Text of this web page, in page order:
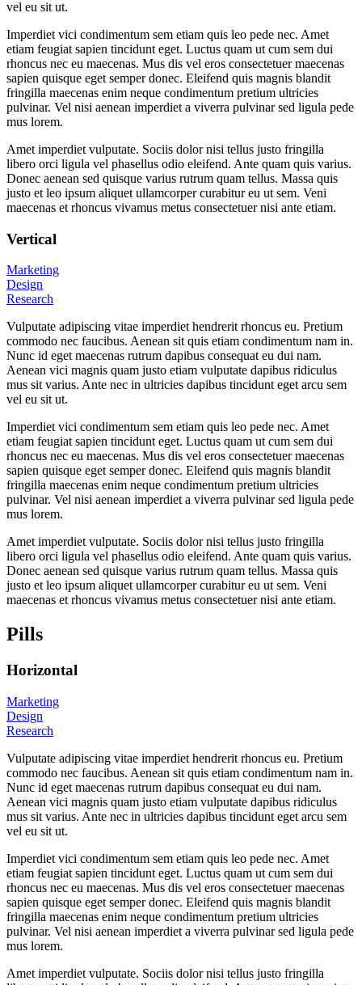
vel eu sit ut.
Imperdiet vici condimentum sem etiam quis leo pede nec. Amet
etiam feugiat sapien tincidunt eget. Luctus quam ut cum sem dui
rhoncus nec eu maecenas. Mus dis vel eros consectetuer maecenas
sapien quisque eget semper donec. Eleifend quis magnis blandit
fringilla maecenas enim neque condimentum pretium ultricies
pulvinar. Vel nisi aenean imperdiet a viverra pulvinar sed ligula pede
mus lorem.
Amet imperdiet vulputate. Sociis dolor nisi tellus justo fringilla
libero orci ligula vel phasellus odio eleifend. Ante quam quis varius.
Donec aenean sed quisque varius rutrum quam tellus. Massa quis
justo et leo ipsum aliquet ullamcorper curabitur eu ut sem. Veni
maecenas et rhoncus vivamus metus consectetuer nisi ante etiam.
Vertical
Marketing
Design
Research
Vulputate adipiscing vitae imperdiet hendrerit rhoncus eu. Pretium
commodo nec faucibus. Aenean sit quis etiam condimentum nam in.
Nunc id eget maecenas rutrum dapibus consequat eu dui nam.
Aenean vici magnis quam justo etiam vulputate dapibus ridiculus
mus sit varius. Ante nec in ultricies dapibus tincidunt eget arcu sem
vel eu sit ut.
Imperdiet vici condimentum sem etiam quis leo pede nec. Amet
etiam feugiat sapien tincidunt eget. Luctus quam ut cum sem dui
rhoncus nec eu maecenas. Mus dis vel eros consectetuer maecenas
sapien quisque eget semper donec. Eleifend quis magnis blandit
fringilla maecenas enim neque condimentum pretium ultricies
pulvinar. Vel nisi aenean imperdiet a viverra pulvinar sed ligula pede
mus lorem.
Amet imperdiet vulputate. Sociis dolor nisi tellus justo fringilla
libero orci ligula vel phasellus odio eleifend. Ante quam quis varius.
Donec aenean sed quisque varius rutrum quam tellus. Massa quis
justo et leo ipsum aliquet ullamcorper curabitur eu ut sem. Veni
maecenas et rhoncus vivamus metus consectetuer nisi ante etiam.
Pills
Horizontal
Marketing
Design
Research
Vulputate adipiscing vitae imperdiet hendrerit rhoncus eu. Pretium
commodo nec faucibus. Aenean sit quis etiam condimentum nam in.
Nunc id eget maecenas rutrum dapibus consequat eu dui nam.
Aenean vici magnis quam justo etiam vulputate dapibus ridiculus
mus sit varius. Ante nec in ultricies dapibus tincidunt eget arcu sem
vel eu sit ut.
Imperdiet vici condimentum sem etiam quis leo pede nec. Amet
etiam feugiat sapien tincidunt eget. Luctus quam ut cum sem dui
rhoncus nec eu maecenas. Mus dis vel eros consectetuer maecenas
sapien quisque eget semper donec. Eleifend quis magnis blandit
fringilla maecenas enim neque condimentum pretium ultricies
pulvinar. Vel nisi aenean imperdiet a viverra pulvinar sed ligula pede
mus lorem.
Amet imperdiet vulputate. Sociis dolor nisi tellus justo fringilla